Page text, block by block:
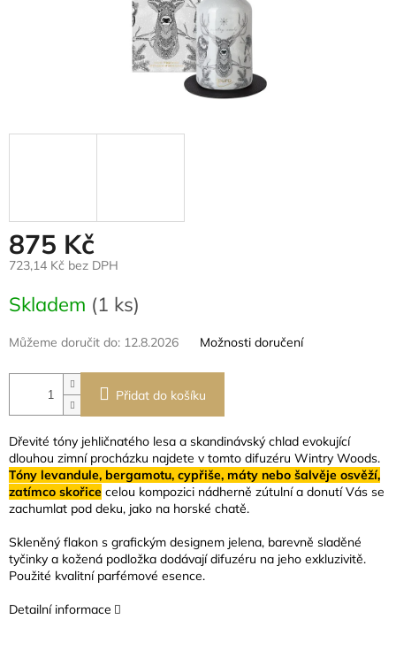
875 Kč
723,14 Kč bez DPH
cena:
Skladem (1 ks)
Můžeme doručit do: 12.8.2026 Možnosti doručení
Přidat do košíku
Dřevité tóny jehličnatého lesa a skandinávský chlad evokující
dlouhou zimní procházku najdete v tomto difuzéru Wintry Woods.
Tóny levandule, bergamotu, cypřiše, máty nebo šalvěje osvěží,
zatímco skořice celou kompozici nádherně zútulní a donutí Vás se
zachumlat pod deku, jako na horské chatě.
Skleněný flakon s grafickým designem jelena, barevně sladěné
tyčinky a kožená podložka dodávají difuzéru na jeho exkluzivitě.
Použité kvalitní parfémové esence.
Detailní informace